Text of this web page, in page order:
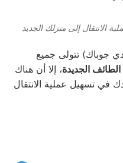
الانتقال إلى منزلك الجديد
جوباك) تتولى جميع
الجديدة، إلا أن هناك
في تسهيل عملية الانتقال